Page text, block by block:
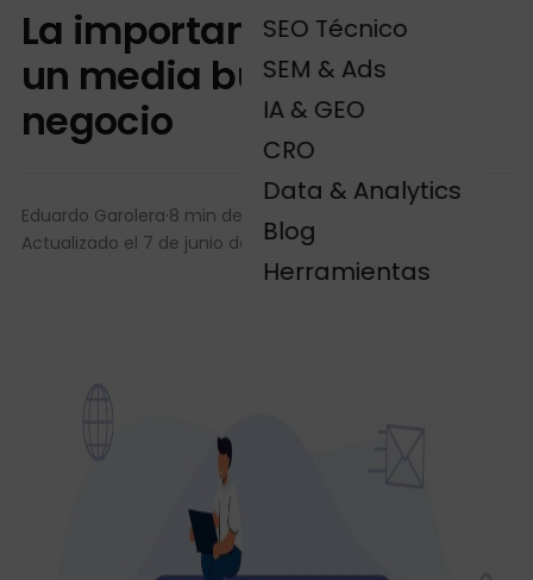
SEO Técnico
SEM & Ads
IA & GEO
CRO
Data & Analytics
Blog
Herramientas
La importancia de tener
un media buyer en tu
negocio
Eduardo Garolera·8 min de lectura
Actualizado el 7 de junio de 2024